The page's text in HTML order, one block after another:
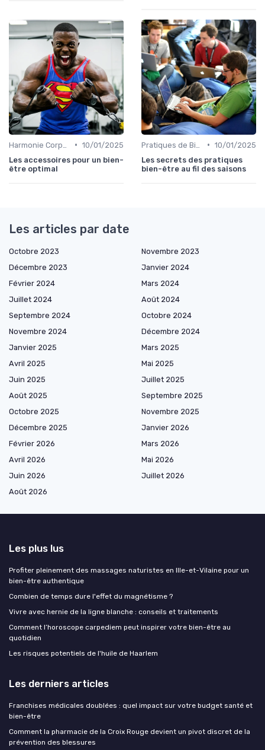
• 10/01/2025
Les accessoires pour un bien-
être optimal
• 10/01/2025
Les secrets des pratiques
bien-être au fil des saisons
Les articles par date
Octobre 2023
Novembre 2023
Décembre 2023
Janvier 2024
Février 2024
Mars 2024
Juillet 2024
Août 2024
Septembre 2024
Octobre 2024
Novembre 2024
Décembre 2024
Janvier 2025
Mars 2025
Avril 2025
Mai 2025
Juin 2025
Juillet 2025
Août 2025
Septembre 2025
Octobre 2025
Novembre 2025
Décembre 2025
Janvier 2026
Février 2026
Mars 2026
Avril 2026
Mai 2026
Juin 2026
Juillet 2026
Août 2026
Les plus lus
Profiter pleinement des massages naturistes en Ille-et-Vilaine pour un
bien-être authentique
Combien de temps dure l'effet du magnétisme ?
Vivre avec hernie de la ligne blanche : conseils et traitements
Comment l’horoscope carpediem peut inspirer votre bien-être au
quotidien
Les risques potentiels de l'huile de Haarlem
Les derniers articles
Franchises médicales doublées : quel impact sur votre budget santé et
bien-être
Comment la pharmacie de la Croix Rouge devient un pivot discret de la
prévention des blessures